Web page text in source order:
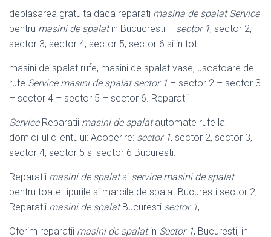
deplasarea gratuita daca reparati masina de spalat Service
pentru masini de spalatin Bucucresti – sector 1, sector 2,
sector 3, sector 4, sector 5, sector 6 si in tot
masini de spalat rufe, masini de spalat vase, uscatoare de
rufe Service masini de spalat sector 1 – sector 2 – sector 3
– sector 4 – sector 5 – sector 6. Reparatii
ServiceReparatii masini de spalatautomate rufe la
domiciliul clientului: Acoperire: sector 1, sector 2, sector 3,
sector 4, sector 5 si sector 6 Bucuresti.
Reparatii masini de spalatsi service masini de spalat
pentru toate tipurile si marcile de spalat Bucuresti sector 2,
Reparatii masini de spalatBucuresti sector 1,
Oferim reparatii masini de spalatin Sector 1, Bucuresti, in